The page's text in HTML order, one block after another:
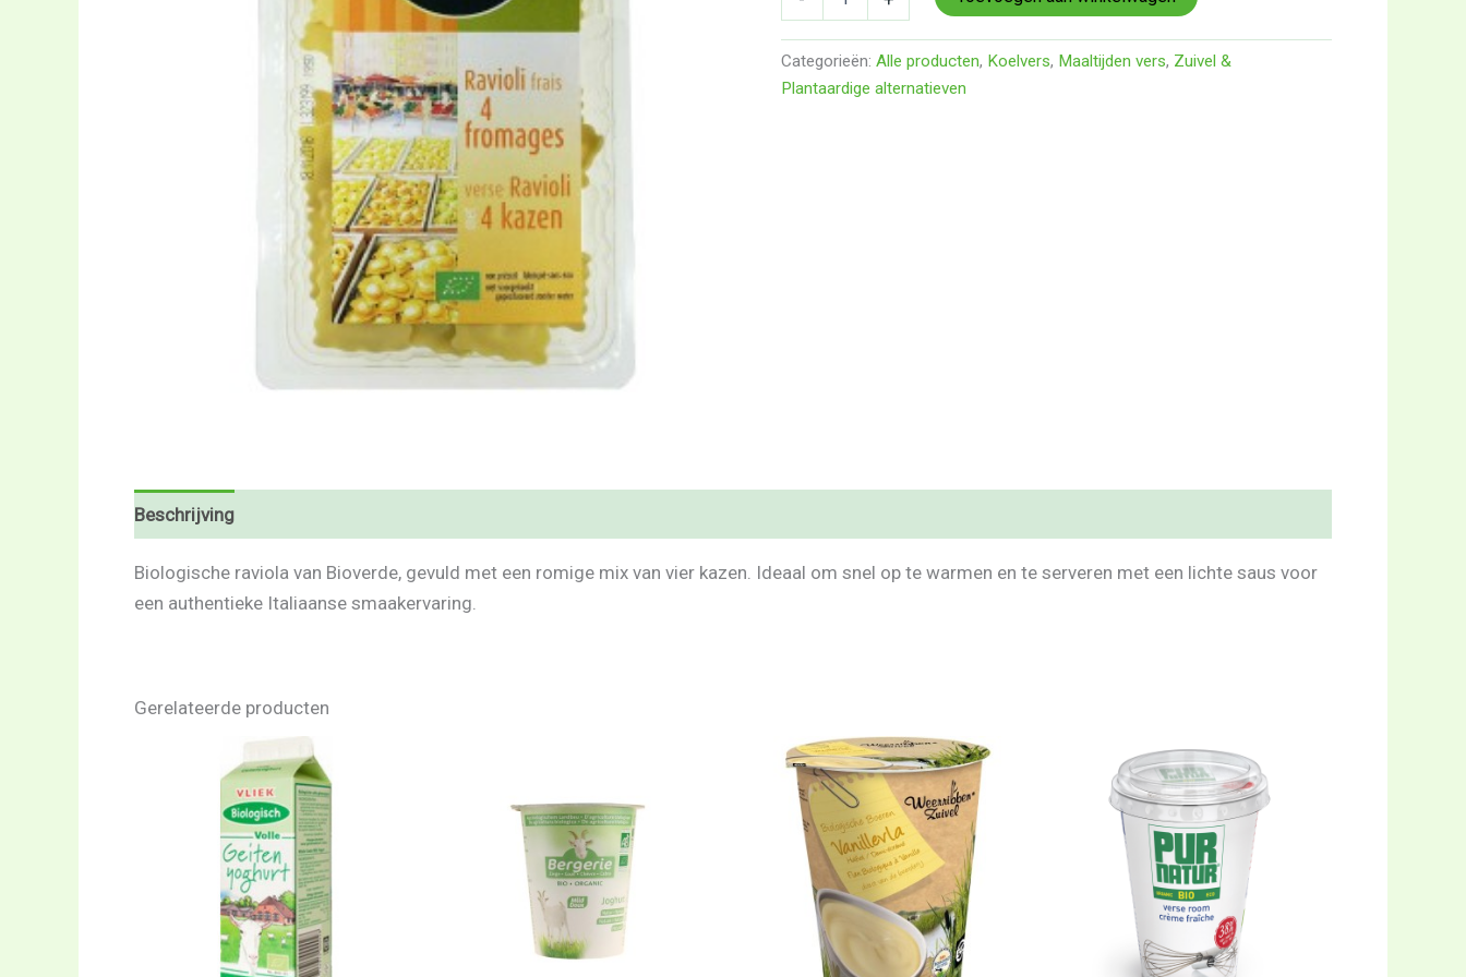
Categorieën: Alle producten, Koelvers, Maaltijden vers, Zuivel &
Plantaardige alternatieven
Beschrijving
Biologische raviola van Bioverde, gevuld met een romige mix van vier kazen. Ideaal om snel op te warmen en te serveren met een lichte saus voor
een authentieke Italiaanse smaakervaring.
Gerelateerde producten